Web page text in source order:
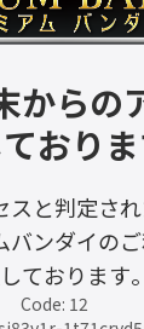
からの
おりま
と判定され
バンダイの
ております。
Code: 12